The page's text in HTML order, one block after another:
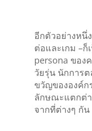
อีกตัวอย่างห
ต่อและเกม –ก็
persona ขอ
วัยรุ่น นักการ
ขวัญขององค์ก
ลักษณะแตกต่
จากที่ต่างๆ กัน